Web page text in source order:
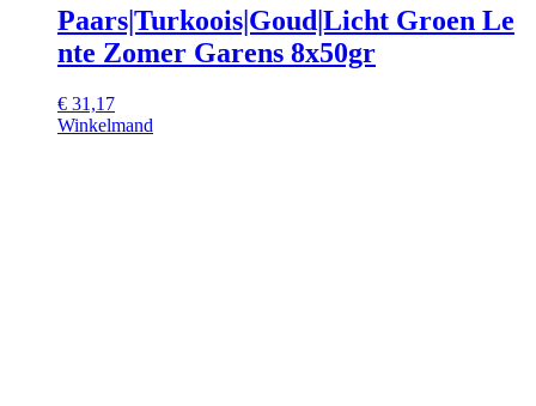
Paars|Turkoois|Goud|Licht Groen Le
nte Zomer Garens 8x50gr
€ 31,17
Winkelmand